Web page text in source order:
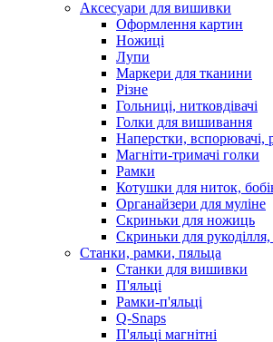
Аксесуари для вишивки
Оформлення картин
Ножиці
Лупи
Маркери для тканини
Різне
Гольниці, нитковдівачі
Голки для вишивання
Наперстки, вспорювачі,
Магніти-тримачі голки
Рамки
Котушки для ниток,
Органайзери для муліне
Скриньки для ножиць
Скриньки для
Станки, рамки, пяльца
Станки для вишивки
П'яльці
Рамки-п'яльці
Q-Snaps
П'яльці магнітні